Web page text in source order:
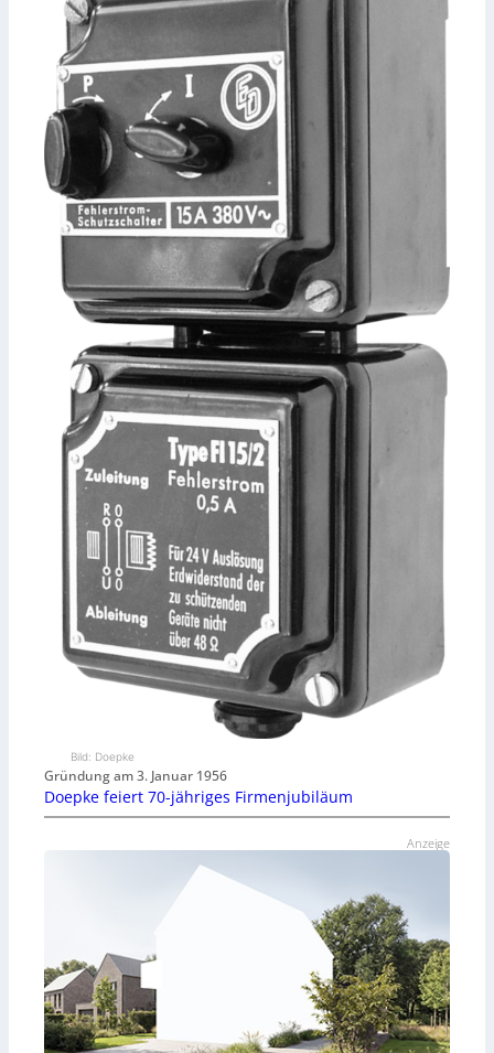
Bild: Doepke
Gründung am 3. Januar 1956
Doepke feiert 70-jähriges Firmenjubiläum
Anzeige